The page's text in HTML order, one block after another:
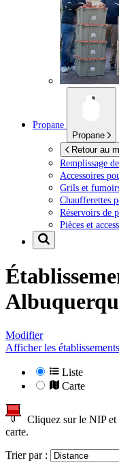
Propane
Propane
Retour au
Remplissage
Accessoires
Grils et
Chaufferettes
Réservoirs de
Pièces et
Modifier
Afficher les
Liste
Carte
Cliquez sur le NIP et
carte.
Trier par :